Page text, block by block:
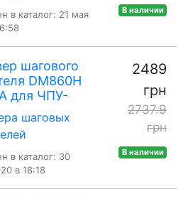
в каталог: 21 мая
В наличии
шагового
DM860H
для ЧПУ-
шаговых
в каталог: 30
в 18:18
2489
грн
2737.9
грн
В наличии